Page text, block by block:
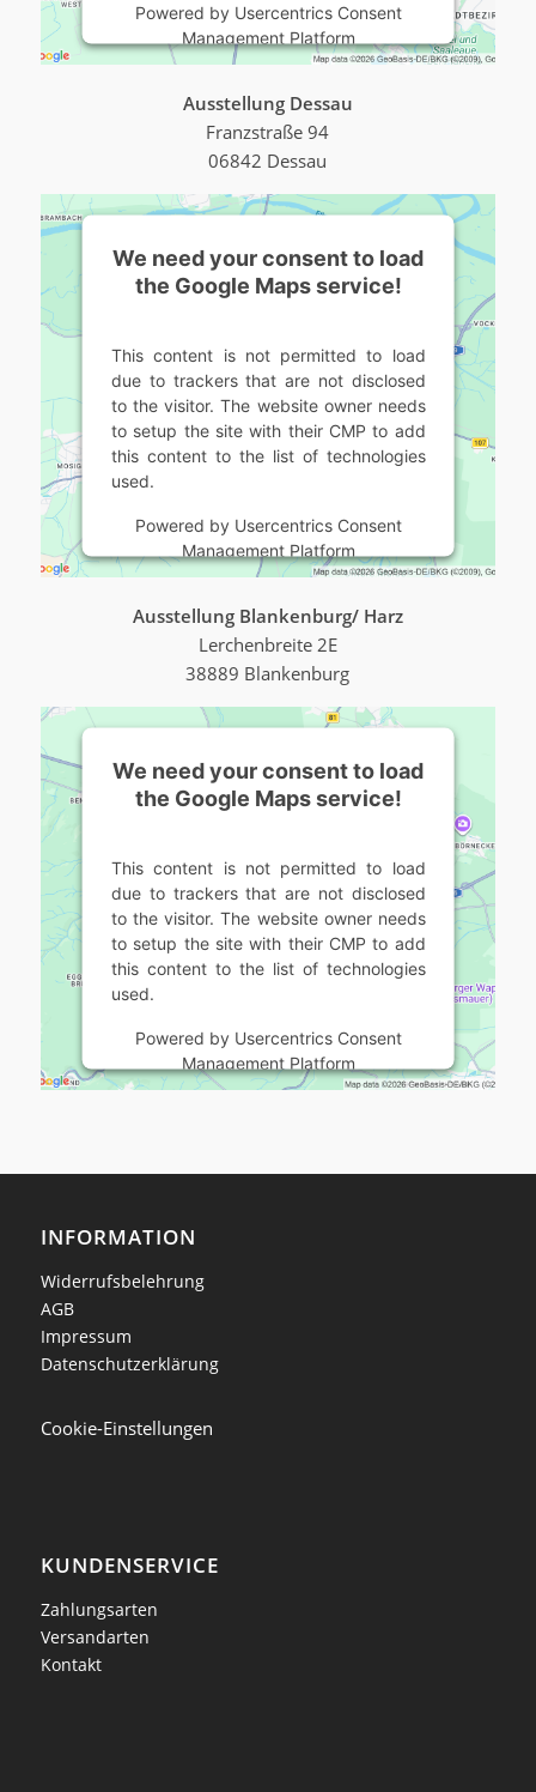
Powered by Usercentrics Consent
Management Platform
Ausstellung Dessau
Franzstraße 94
06842 Dessau
We need your consent to load
the Google Maps service!
This content is not permitted to load
due to trackers that are not disclosed
to the visitor. The website owner needs
to setup the site with their CMP to add
this content to the list of technologies
used.
Powered by Usercentrics Consent
Management Platform
Ausstellung Blankenburg/ Harz
Lerchenbreite 2E
38889 Blankenburg
We need your consent to load
the Google Maps service!
This content is not permitted to load
due to trackers that are not disclosed
to the visitor. The website owner needs
to setup the site with their CMP to add
this content to the list of technologies
used.
Powered by Usercentrics Consent
Management Platform
INFORMATION
Widerrufsbelehrung
AGB
Impressum
Datenschutzerklärung
Cookie-Einstellungen
KUNDENSERVICE
Zahlungsarten
Versandarten
Kontakt